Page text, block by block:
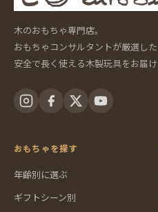
木のおもちゃ専門店。
おもちゃコンサルタントが厳選した
安全で長く使える木製玩具をお届け
おもちゃを探す
年齢別に選ぶ
ギフトシーン別